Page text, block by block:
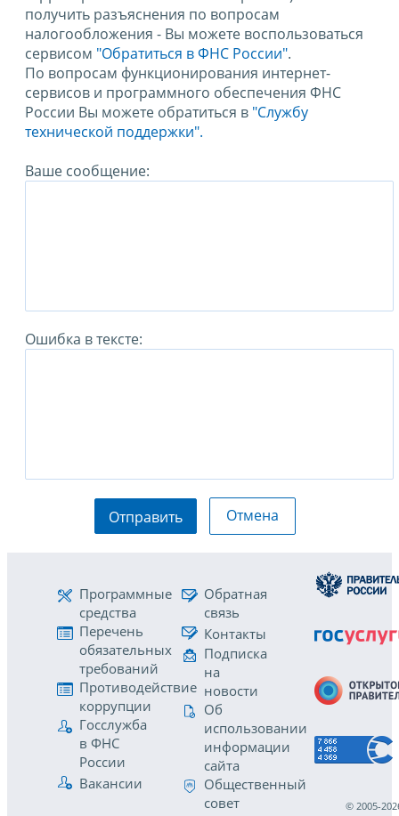
получить разъяснения по вопросам
налогообложения - Вы можете воспользоваться
сервисом "Обратиться в ФНС России".
По вопросам функционирования интернет-
сервисов и программного обеспечения ФНС
России Вы можете обратиться в "Службу
технической поддержки".
Ваше сообщение:
Ошибка в тексте:
Отправить Отмена
Программные
средства
Перечень
обязательных
требований
Противодействие
коррупции
Госслужба
в ФНС
России
Вакансии
Обратная
связь
Контакты
Подписка
на
новости
Об
использовании
информации
сайта
Общественный
совет
© 2005-